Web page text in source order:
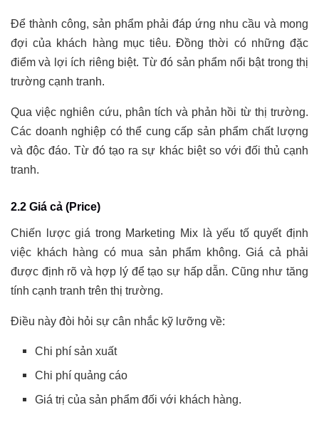
Để thành công, sản phẩm phải đáp ứng nhu cầu và mong
đợi của khách hàng mục tiêu. Đồng thời có những đặc
điểm và lợi ích riêng biệt. Từ đó sản phẩm nổi bật trong thị
trường cạnh tranh.
Qua việc nghiên cứu, phân tích và phản hồi từ thị trường.
Các doanh nghiệp có thể cung cấp sản phẩm chất lượng
và độc đáo. Từ đó tạo ra sự khác biệt so với đối thủ cạnh
tranh.
2.2 Giá cả (Price)
Chiến lược giá trong Marketing Mix là yếu tố quyết định
việc khách hàng có mua sản phẩm không. Giá cả phải
được định rõ và hợp lý để tạo sự hấp dẫn. Cũng như tăng
tính cạnh tranh trên thị trường.
Điều này đòi hỏi sự cân nhắc kỹ lưỡng về:
Chi phí sản xuất
Chi phí quảng cáo
Giá trị của sản phẩm đối với khách hàng.